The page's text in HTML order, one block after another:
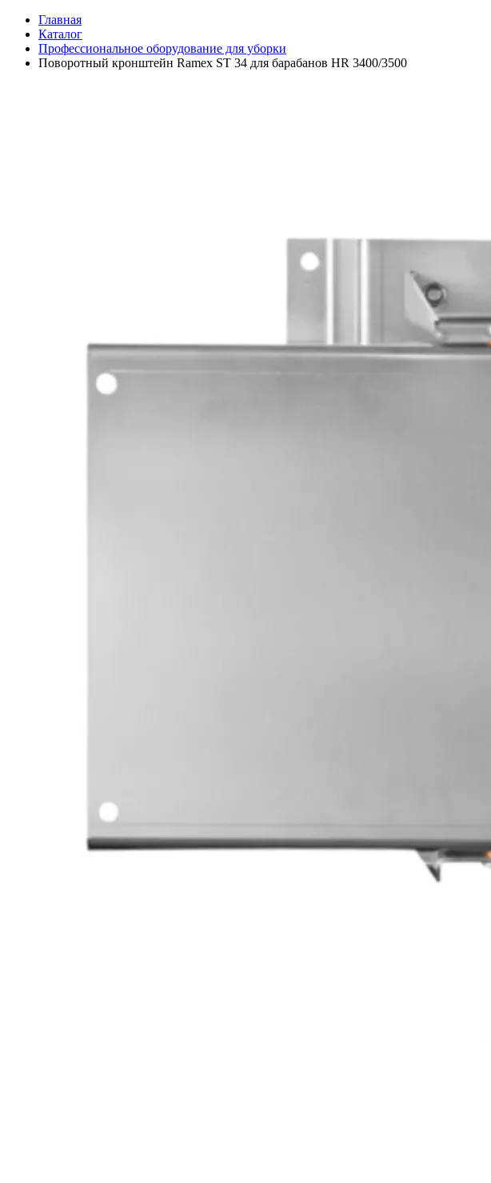
Главная
Каталог
Профессиональное оборудование для уборки
Поворотный кронштейн Ramex ST 34 для барабанов HR 3400/3500